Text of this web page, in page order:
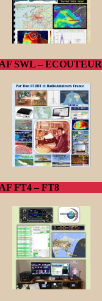
SWL – ECOUTEUR
FT4 – FT8